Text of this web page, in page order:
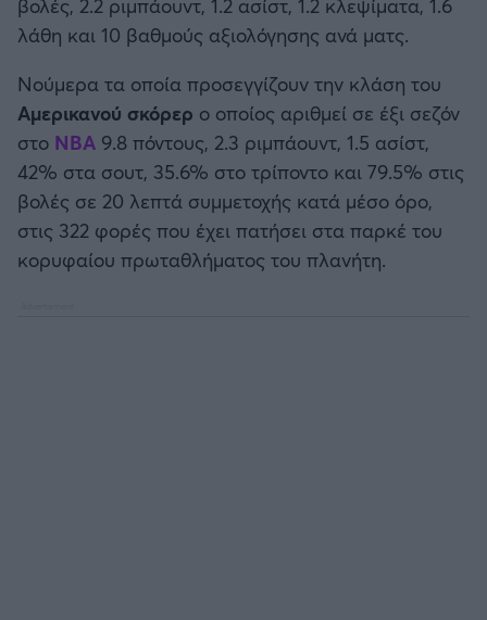
λάθη και 10 βαθμούς αξιολόγησης ανά ματς.
Νούμερα τα οποία προσεγγίζουν την κλάση του
Αμερικανού σκόρερ ο οποίος αριθμεί σε έξι σεζόν
στο NBA 9.8 πόντους, 2.3 ριμπάουντ, 1.5 ασίστ,
42% στα σουτ, 35.6% στο τρίποντο και 79.5% στις
βολές σε 20 λεπτά συμμετοχής κατά μέσο όρο,
στις 322 φορές που έχει πατήσει στα παρκέ του
κορυφαίου πρωταθλήματος του πλανήτη.